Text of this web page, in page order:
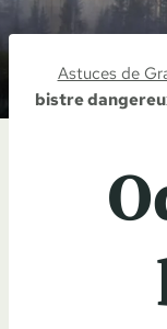
Astuces de
bistre